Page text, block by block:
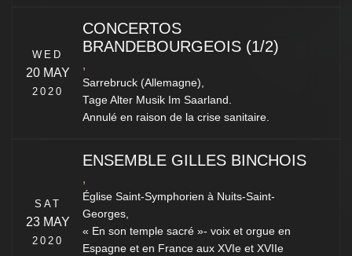
WED
20 MAY
2020
CONCERTOS
BRANDEBOURGEOIS (1/2)
,
Sarrebruck (Allemagne),
Tage Alter Musik Im Saarland.
Annulé en raison de la crise sanitaire.
SAT
23 MAY
2020
ENSEMBLE GILLES BINCHOIS
,
Église Saint-Symphorien à Nuits-Saint-
Georges,
« En son temple sacré »- voix et orgue en
Espagne et en France aux XVIe et XVIIe